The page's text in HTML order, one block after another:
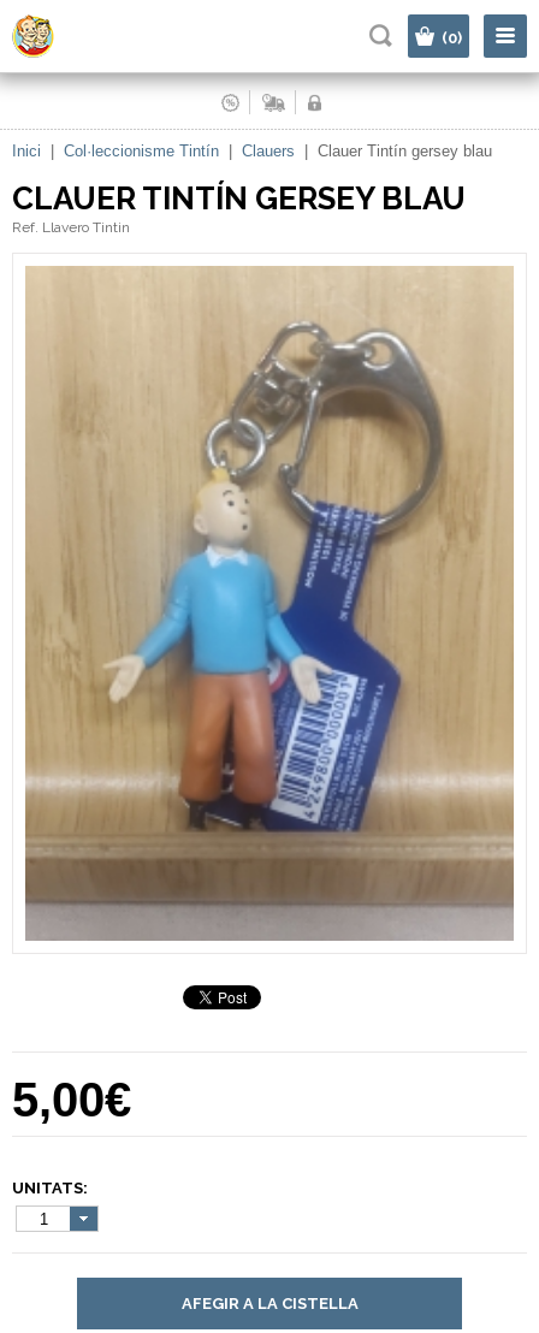
(0)
Inici Col·leccionisme Tintín Clauers Clauer Tintín gersey blau
CLAUER TINTÍN GERSEY BLAU
Ref. Llavero Tintin
5,00€
UNITATS:
1
AFEGIR A LA CISTELLA